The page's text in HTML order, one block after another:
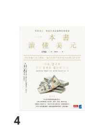
以有形媒介提供之數
點選「瀏覽訂單明細
/退貨。
付款方式
Payment
號，下載書籍後
4